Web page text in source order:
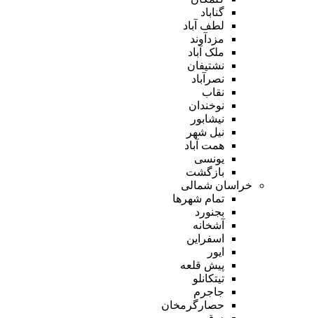
گناباد
لطف آباد
مزدآوند
ملک آباد
نشتیفان
نصرآباد
نقاب
نوخندان
نیشابور
نیل شهر
همت آباد
یونسی
بازگشت
خراسان شمالی
تمام شهر‌ها
بجنورد
آشخانه
اسفراین
ایور
پیش قلعه
تیتکانلو
جاجرم
حصارگرمخان